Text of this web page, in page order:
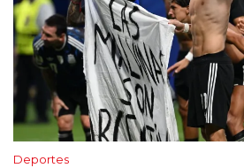
Deportes